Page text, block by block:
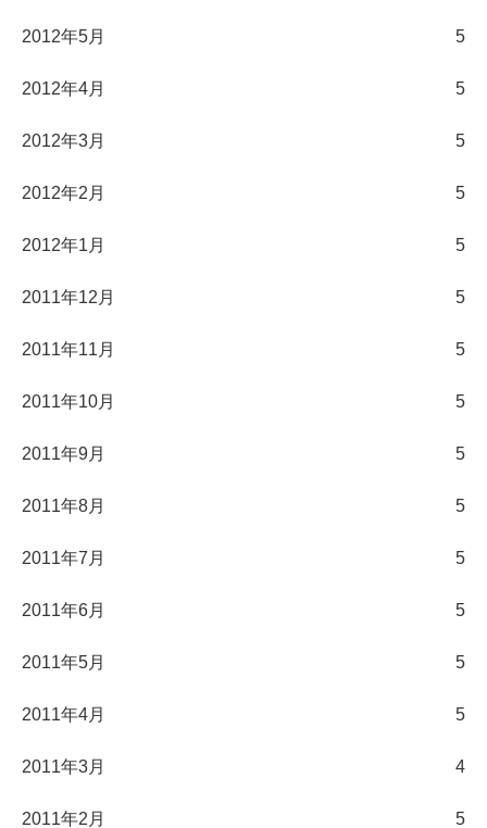
2012年5月 5
2012年4月 5
2012年3月 5
2012年2月 5
2012年1月 5
2011年12月 5
2011年11月 5
2011年10月 5
2011年9月 5
2011年8月 5
2011年7月 5
2011年6月 5
2011年5月 5
2011年4月 5
2011年3月 4
2011年2月 5